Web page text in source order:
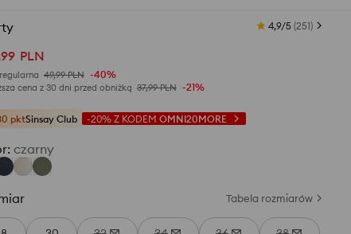
4,9/5 (251)
99 PLN
49,99 PLN -40%
cena z 30 dni przed obniżką 37,99 PLN -21%
pktSinsay Club -20% Z KODEM OMNI20MORE
: czarny
Tabela rozmiarów